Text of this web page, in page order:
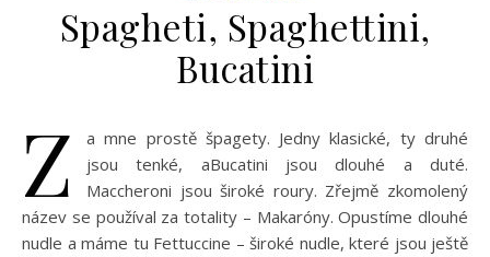
Spagheti, Spaghettini,
Bucatini
Z
a mne prostě špagety. Jedny klasické, ty druhé
jsou tenké, aBucatini jsou dlouhé a duté.
Maccheroni jsou široké roury. Zřejmě zkomolený
název se používal za totality – Makaróny. Opustíme dlouhé
nudle a máme tu Fettuccine – široké nudle, které jsou ještě